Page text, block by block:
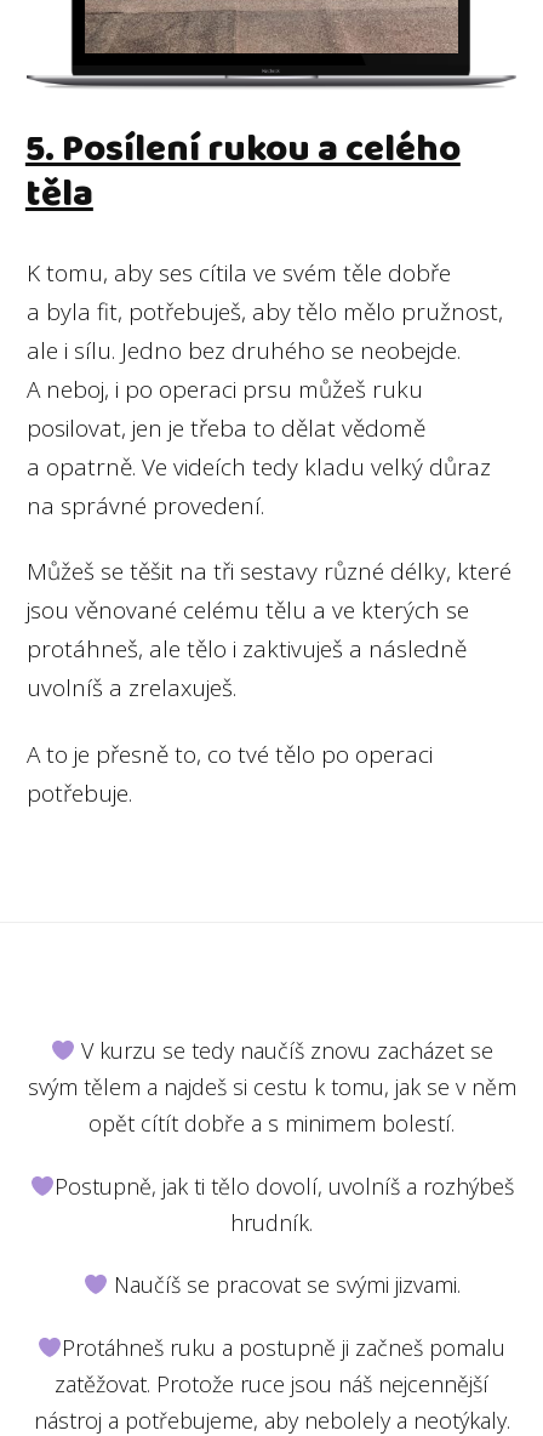
5. Posílení rukou a celého
těla
K tomu, aby ses cítila ve svém těle dobře
a byla fit, potřebuješ, aby tělo mělo pružnost,
ale i sílu. Jedno bez druhého se neobejde.
A neboj, i po operaci prsu můžeš ruku
posilovat, jen je třeba to dělat vědomě
a opatrně. Ve videích tedy kladu velký důraz
na správné provedení.
Můžeš se těšit na tři sestavy různé délky, které
jsou věnované celému tělu a ve kterých se
protáhneš, ale tělo i zaktivuješ a následně
uvolníš a zrelaxuješ.
A to je přesně to, co tvé tělo po operaci
potřebuje.
V kurzu se tedy naučíš znovu zacházet se
svým tělem a najdeš si cestu k tomu, jak se v něm
opět cítít dobře a s minimem bolestí.
Postupně, jak ti tělo dovolí, uvolníš a rozhýbeš
hrudník.
Naučíš se pracovat se svými jizvami.
Protáhneš ruku a postupně ji začneš pomalu
zatěžovat. Protože ruce jsou náš nejcennější
nástroj a potřebujeme, aby nebolely a neotýkaly.